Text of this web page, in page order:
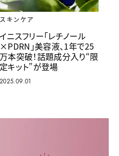
スキンケア
イニスフリー「レチノール
×PDRN」美容液、1年で25
万本突破！話題成分入り“限
定キット”が登場
2025.09.01